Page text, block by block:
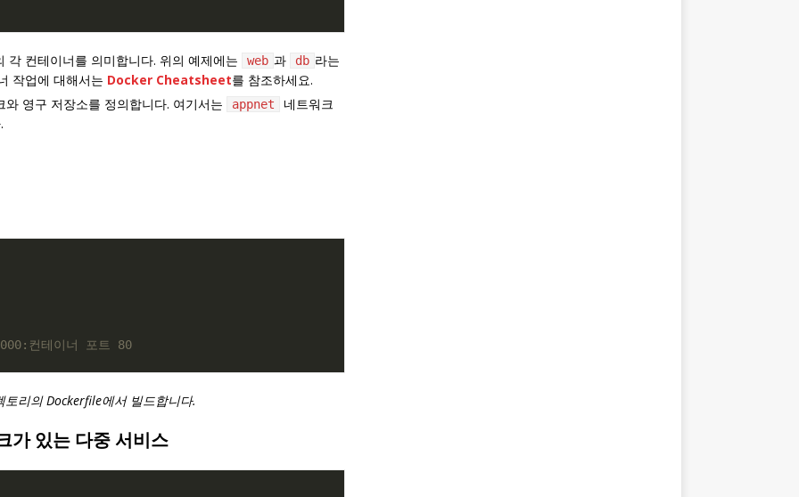
각 컨테이너를 의미합니다. 위의 예제에는 web 과 db 라는
작업에 대해서는 Docker Cheatsheet를 참조하세요.
와 영구 저장소를 정의합니다. 여기서는
appnet
네트워크
컨테이너 포트 80
리의 Dockerfile에서 빌드합니다.
가 있는 다중 서비스